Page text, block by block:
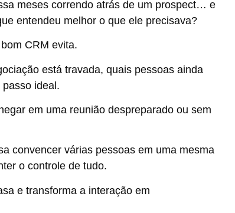
meses correndo atrás de um prospect… e
entendeu melhor o que ele precisava?
CRM evita.
está travada, quais pessoas ainda
ideal.
em uma reunião despreparado ou sem
convencer várias pessoas em uma mesma
o controle de tudo.
e transforma a interação em